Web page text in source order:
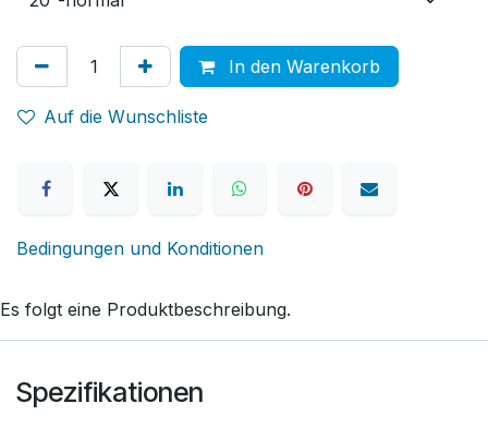
In den Warenkorb
Auf die Wunschliste
Bedingungen und Konditionen
Es folgt eine Produktbeschreibung.
Spezifikationen